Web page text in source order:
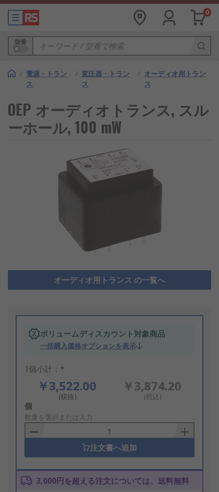
0
型番
/ 電源・トラン
ス
/ 変圧器・トラン
ス
/ オーディオ用トラン
ス
OEP オーディオトランス, スル
ーホール, 100 mW
オーディオ用トランス の一覧へ
ボリュームディスカウント対象商品
一括購入価格オプションを表示
1個小計：*
￥3,522.00
(税抜)
￥3,874.20
(税込)
Add
to
Basket
個
数量を選択または入力
注文書へ追加
3,000円を超える注文については、送料無料